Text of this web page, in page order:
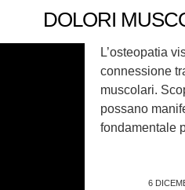
DOLORI
L’osteopatia
connessione
muscolari.
possano
fondamentale
6